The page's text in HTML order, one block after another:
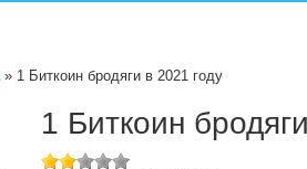
» 1 Биткоин бродяги в 2021 году
1 Биткоин